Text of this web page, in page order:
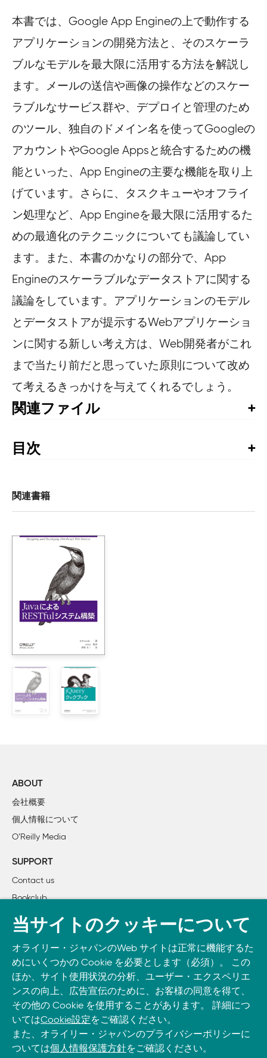
本書では、Google App Engineの上で動作する
アプリケーションの開発方法と、そのスケーラ
ブルなモデルを最大限に活用する方法を解説し
ます。メールの送信や画像の操作などのスケー
ラブルなサービス群や、デプロイと管理のため
のツール、独自のドメイン名を使ってGoogleの
アカウントやGoogle Appsと統合するための機
能といった、App Engineの主要な機能を取り上
げています。さらに、タスクキューやオフライ
ン処理など、App Engineを最大限に活用するた
めの最適化のテクニックについても議論してい
ます。また、本書のかなりの部分で、App
Engineのスケーラブルなデータストアに関する
議論をしています。アプリケーションのモデル
とデータストアが提示するWebアプリケーショ
ンに関する新しい考え方は、Web開発者がこれ
まで当たり前だと思っていた原則について改め
て考えるきっかけを与えてくれるでしょう。
関連ファイル
目次
    1.1　ランタイム環境
    1.2　静的ファイルサーバー
        1.3.1　エンティティとプロパティ
        1.3.2　クエリとインデックス
        1.3.3　トランザクション
    1.4　サービス
    1.5　Google Accounts
    1.6　タスクキューとcronジョブ
    1.8　管理コンソール
    1.10　始めてみよう
2章　アプリケーションの作成
    2.1　SDKのセットアップ
        2.2.2　Pythonアプリケーションの開発
        2.2.3　Javaアプリケーションの開発
    2.3　アプリケーションの登録
        2.3.1　アプリケーションIDとタイトル
    2.4　アプリケーションのアップロード
    2.5　管理コンソールの紹介
3章　Webリクエストの処理
    3.1　App Engineのアーキテクチャ
    3.2　フロントエンドの設定
        3.2.1　Pythonアプリケーションの設定
        3.2.2　Javaアプリケーションの設定
        3.2.3　ドメイン名
        3.2.4　App IDとVersion
        3.2.5　リクエストハンドラ
        3.2.6　静的ファイルおよびリソースファイル
        3.2.7　セキュアな接続
関連書籍
ABOUT
会社概要
個人情報について
O’Reilly Media
SUPPORT
Contact us
Bookclub
書籍注文
Take O’Reilly with you and learn anywhere, anytime on your
phone
and tablet.
当サイトのクッキーについて
オライリー・ジャパンのWeb サイトは正常に機能するた
めにいくつかの Cookie を必要とします（必須）。 この
ほか、サイト使用状況の分析、ユーザー・エクスペリエ
ンスの向上、広告宣伝のために、お客様の同意を得て、
その他の Cookie を使用することがあります。 詳細につ
いてはCookie設定をご確認ください。
また、オライリー・ジャパンのプライバシーポリシーに
ついては個人情報保護方針をご確認ください。